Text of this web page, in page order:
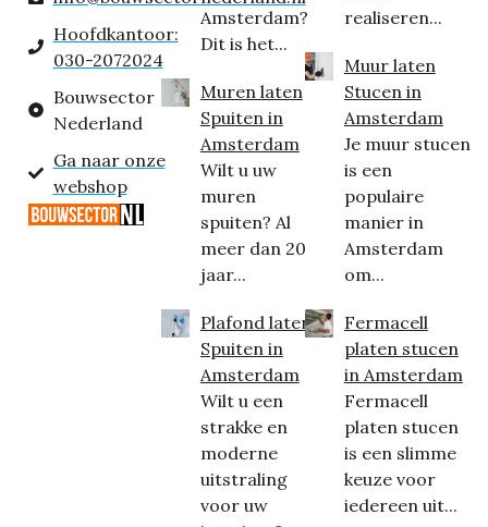
Hoofdkantoor:
030-2072024
Bouwsector
Nederland
Ga naar onze
webshop
Amsterdam?
Dit is het...
Muren laten
Spuiten in
Amsterdam
Wilt u uw
muren
spuiten? Al
meer dan 20
jaar...
Plafond laten
Spuiten in
Amsterdam
Wilt u een
strakke en
moderne
uitstraling
voor uw
realiseren...
Muur laten
Stucen in
Amsterdam
Je muur stucen
is een
populaire
manier in
Amsterdam
om...
Fermacell
platen stucen
in Amsterdam
Fermacell
platen stucen
is een slimme
keuze voor
iedereen uit...